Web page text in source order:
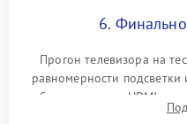
6.
Прогон телевизора на
равномерности подсветки
работы разъемов HDMI,
в рабочем режиме в